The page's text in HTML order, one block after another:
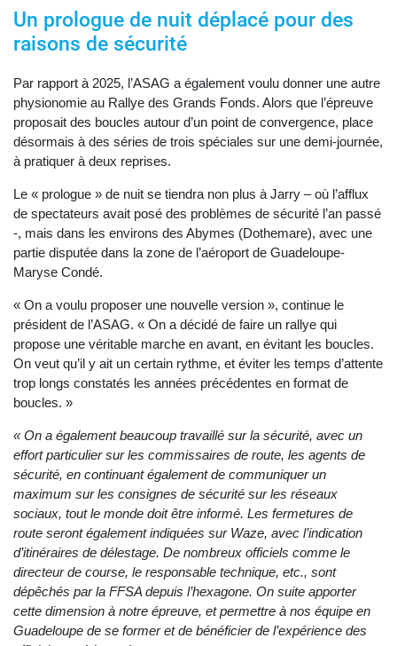
Un prologue de nuit déplacé pour des
raisons de sécurité
Par rapport à 2025, l’ASAG a également voulu donner une autre
physionomie au Rallye des Grands Fonds. Alors que l’épreuve
proposait des boucles autour d’un point de convergence, place
désormais à des séries de trois spéciales sur une demi-journée,
à pratiquer à deux reprises.
Le « prologue » de nuit se tiendra non plus à Jarry – où l’afflux
de spectateurs avait posé des problèmes de sécurité l’an passé
-, mais dans les environs des Abymes (Dothemare), avec une
partie disputée dans la zone de l’aéroport de Guadeloupe-
Maryse Condé.
« On a voulu proposer une nouvelle version », continue le
président de l’ASAG. « On a décidé de faire un rallye qui
propose une véritable marche en avant, en évitant les boucles.
On veut qu’il y ait un certain rythme, et éviter les temps d’attente
trop longs constatés les années précédentes en format de
boucles. »
« On a également beaucoup travaillé sur la sécurité, avec un
effort particulier sur les commissaires de route, les agents de
sécurité, en continuant également de communiquer un
maximum sur les consignes de sécurité sur les réseaux
sociaux, tout le monde doit être informé. Les fermetures de
route seront également indiquées sur Waze, avec l’indication
d’itinéraires de délestage. De nombreux officiels comme le
directeur de course, le responsable technique, etc., sont
dépêchés par la FFSA depuis l’hexagone. On suite apporter
cette dimension à notre épreuve, et permettre à nos équipe en
Guadeloupe de se former et de bénéficier de l’expérience des